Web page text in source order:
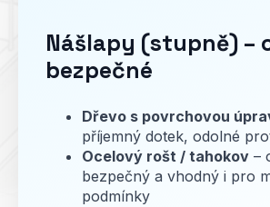
Nášlapy (stupně) –
bezpečné
Dřevo s povrchovou
příjemný dotek, odolné
Ocelový rošt / tahokov –
bezpečný a vhodný i pro
podmínky